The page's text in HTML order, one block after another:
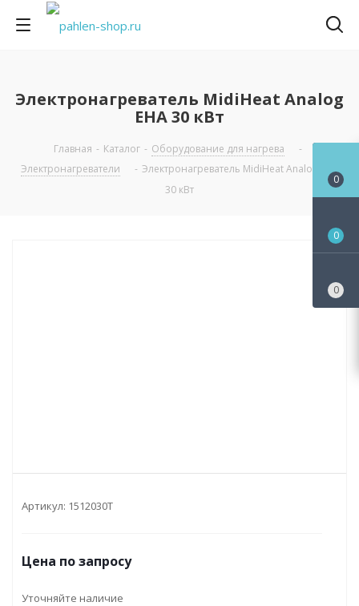
Электронагреватель MidiHeat Analog
EHA 30 кВт
Главная - Каталог - Оборудование для нагрева
-
Электронагреватели
- Электронагреватель MidiHeat Analog EHA
30 кВт
Артикул: 1512030T
Цена по запросу
Уточняйте наличие
0
0
0